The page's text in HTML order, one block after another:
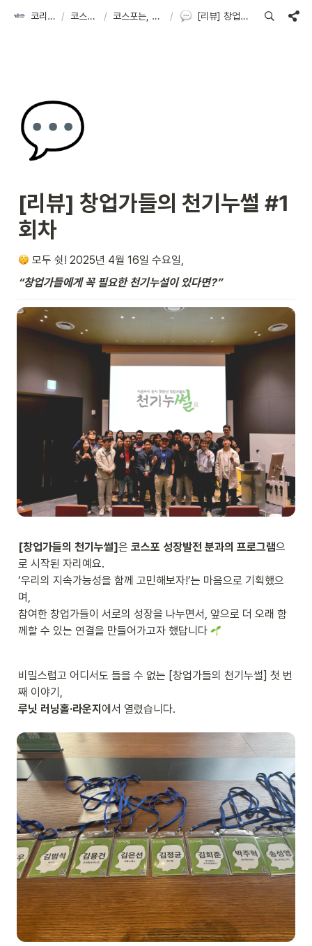
코리아스타트업포럼 / 코스포 아카이브 / 코스포는, 스타트업의 만남의 장을 열어요! / [리뷰] 창업가들의 천기누썰 #1회차
💬
[리뷰] 창업가들의 천기누썰 #1
회차
모두 쉿! 2025년 4월 16일 수요일,
“창업가들에게 꼭 필요한 천기누설이 있다면?”
[창업가들의 천기누썰]은 코스포 성장발전 분과의 프로그램으
로 시작된 자리예요.
‘우리의 지속가능성을 함께 고민해보자!’는 마음으로 기획했으
며,
참여한 창업가들이 서로의 성장을 나누면서, 앞으로 더 오래 함
께할 수 있는 연결을 만들어가고자 했답니다
비밀스럽고 어디서도 들을 수 없는 [창업가들의 천기누썰] 첫 번
루닛 러닝홀·라운지 에서 열렸습니다.